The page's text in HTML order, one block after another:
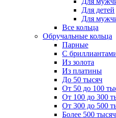
Для детей
Для
Все кольца
Обручальные кольца
Парные
С
Из золота
Из платины
До 50 тысяч
От 50 до 100
От 100 до 300
От 300 до 500
Более 500 тысяч